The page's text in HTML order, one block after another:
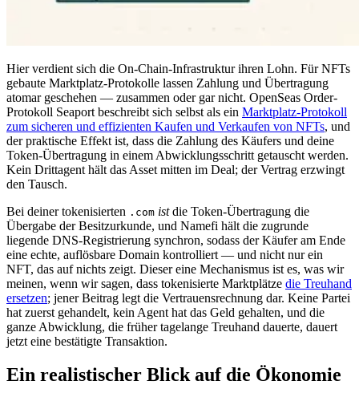
Hier verdient sich die On-Chain-Infrastruktur ihren Lohn. Für NFTs
gebaute Marktplatz-Protokolle lassen Zahlung und Übertragung
atomar geschehen — zusammen oder gar nicht. OpenSeas Order-
Protokoll Seaport beschreibt sich selbst als ein Marktplatz-Protokoll
zum sicheren und effizienten Kaufen und Verkaufen von NFTs, und
der praktische Effekt ist, dass die Zahlung des Käufers und deine
Token-Übertragung in einem Abwicklungsschritt getauscht werden.
Kein Drittagent hält das Asset mitten im Deal; der Vertrag erzwingt
den Tausch.
Bei deiner tokenisierten .com istdie Token-Übertragung die
Übergabe der Besitzurkunde, und Namefi hält die zugrunde
liegende DNS-Registrierung synchron, sodass der Käufer am Ende
eine echte, auflösbare Domain kontrolliert — und nicht nur ein
NFT, das auf nichts zeigt. Dieser eine Mechanismus ist es, was wir
meinen, wenn wir sagen, dass tokenisierte Marktplätze die Treuhand
ersetzen; jener Beitrag legt die Vertrauensrechnung dar. Keine Partei
hat zuerst gehandelt, kein Agent hat das Geld gehalten, und die
ganze Abwicklung, die früher tagelange Treuhand dauerte, dauert
jetzt eine bestätigte Transaktion.
Ein realistischer Blick auf die Ökonomie